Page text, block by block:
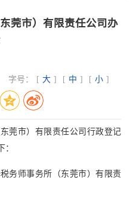
莞市）有限责任公司办
字号： [ 大 ] [ 中 ] [ 小 ]
莞市）有限责任公司行政登记
务师事务所（东莞市）有限责